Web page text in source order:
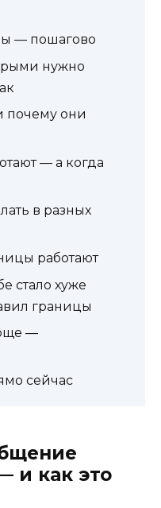
— пошагово
нужно
почему они
— а когда
в разных
работают
стало хуже
границы
—
сейчас
и как это